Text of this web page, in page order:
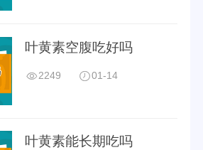
500强
叶黄素空腹吃好吗
2249 01-14
叶黄素能长期吃吗